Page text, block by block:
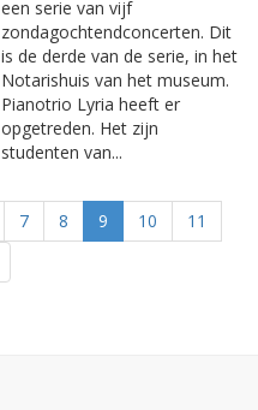
een serie van vijf
zondagochtendconcerten. Dit
is de derde van de serie, in het
Notarishuis van het museum.
Pianotrio Lyria heeft er
opgetreden. Het zijn
studenten van...
7 8 9 10
11